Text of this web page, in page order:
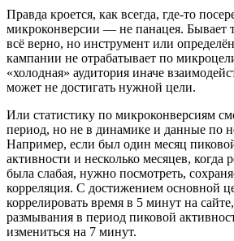
Правда кроется, как всегда, где-то
микроконверсии — не панацея. Бывает
всё верно, но инструмент или
кампании не отрабатывает по
«холодная» аудитория иначе
может не достигать нужной цели.
Или статистику по микроконверсиям
период, но не в динамике и данные по
Например, если был один месяц
активности и несколько месяцев, когда
была слабая, нужно посмотреть,
корреляция. С достижением основной
коррелировать время в 5 минут на
размывания в период пиковой
измениться на 7 минут.